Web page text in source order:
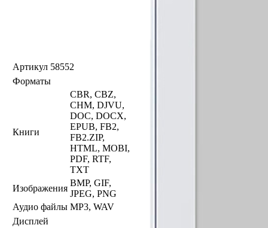
Артикул 58552
Форматы
Книги
CBR, CBZ,
CHM, DJVU,
DOC, DOCX,
EPUB, FB2,
FB2.ZIP,
HTML, MOBI,
PDF, RTF,
TXT
Изображения
BMP, GIF,
JPEG, PNG
Аудио файлы MP3, WAV
Дисплей